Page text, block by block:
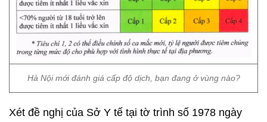
Hà Nội mới đánh giá cấp độ dịch, bạn đang ở vùng nào?
Xét đề nghị của Sở Y tế tại tờ trình số 1978 ngày